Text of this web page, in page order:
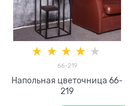
66-219
Напольная цветочница 66-
219